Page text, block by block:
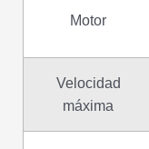
Motor
Velocidad
máxima